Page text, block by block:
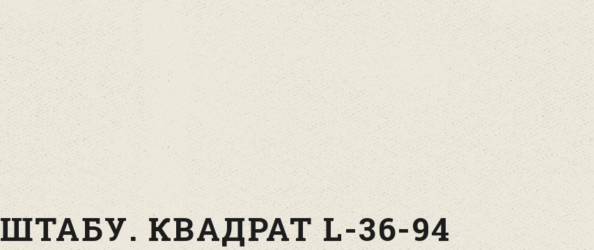
КВАДРАТ L-36-94